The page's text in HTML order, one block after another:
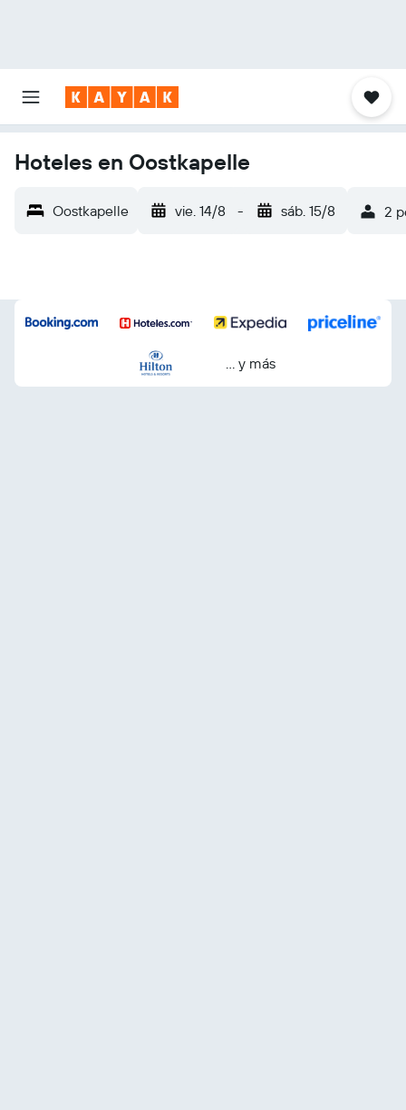
Hoteles en Oostkapelle
Oostkapelle vie. 14/8 - sáb. 15/8 2
… y más